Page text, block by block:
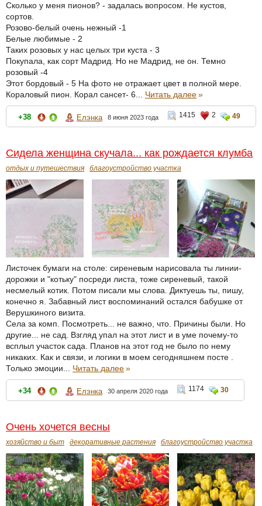
Сколько у меня пионов? - задалась вопросом. Не кустов,
сортов.
Розово-белый очень нежный -1
Белые любимые - 2
Таких розовых у нас целых три куста - 3
Покупала, как сорт Мадрид. Но не Мадрид, не он. Темно
розовый -4
Этот бордовый - 5 На фото не отражает цвет в полной мере.
Кораловый пион. Корал сансет- 6... Читать далее»
+38 Елэнка 8 июня 2023 года 1415 2 49
Сидела женщина скучала... как рождается клумба
отдых и путешествия благоустройство участка
Листочек бумаги на столе: сиреневым нарисовала ты линии-
дорожки и "котьку" посреди листа, тоже сиреневый, такой
несмелый котик. Потом писали мы слова. Диктуешь ты, пишу,
конечно я. Забавный лист воспоминаний остался бабушке от
Верушкиного визита.
Села за комп. Посмотреть... не важно, что. Причины были. Но
другие... не сад. Взгляд упал на этот лист и в уме почему-то
всплыл участок сада. Планов на этот год не было по нему
никаких. Как и связи, и логики в моем сегодняшнем посте .
Только эмоции... Читать далее»
+34 Елэнка 30 апреля 2020 года 1174 30
Очень хочется весны
хозяйство и быт декоративные растения благоустройство участка